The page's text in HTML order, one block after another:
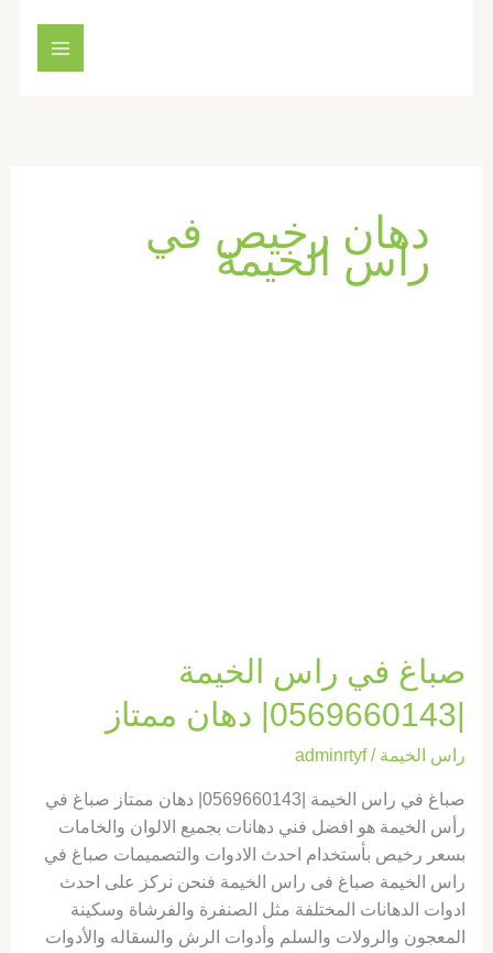
دهان رخيص في
راس الخيمة
صباغ في راس الخيمة
|0569660143| دهان ممتاز
راس الخيمة /
adminrtyf
صباغ في راس الخيمة |0569660143| دهان ممتاز صباغ في
رأس الخيمة هو افضل فني دهانات بجميع الالوان والخامات
بسعر رخيص بأستخدام احدث الادوات والتصميمات صباغ في
راس الخيمة صباغ فى راس الخيمة فنحن نركز على احدث
ادوات الدهانات المختلفة مثل الصنفرة والفرشاة وسكينة
المعجون والرولات والسلم وأدوات الرش والسقاله والأدوات